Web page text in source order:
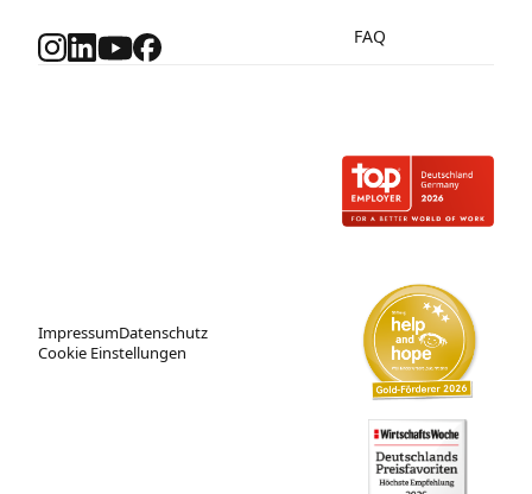
FAQ
ImpressumDatenschutz
Cookie Einstellungen